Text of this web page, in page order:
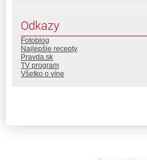
Odkazy
Fotoblog
Najlepšie recepty
Pravda.sk
TV program
Všetko o víne